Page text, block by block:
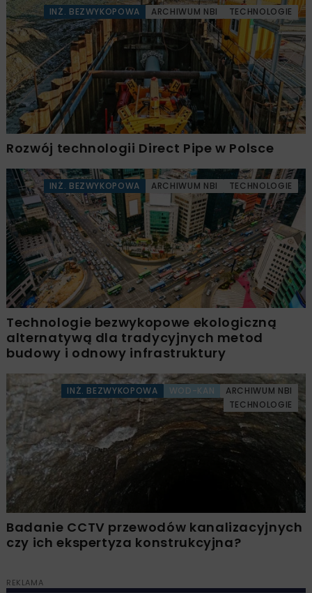
INŻ. BEZWYKOPOWA ARCHIWUM NBI TECHNOLOGIE
Rozwój technologii Direct Pipe w Polsce
INŻ. BEZWYKOPOWA ARCHIWUM NBI TECHNOLOGIE
Technologie bezwykopowe ekologiczną
alternatywą dla tradycyjnych metod
budowy i odnowy infrastruktury
INŻ. BEZWYKOPOWA WOD-KAN
ARCHIWUM NBI
TECHNOLOGIE
Badanie CCTV przewodów kanalizacyjnych
czy ich ekspertyza konstrukcyjna?
REKLAMA